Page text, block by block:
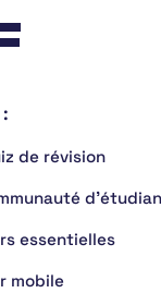
de révision
essentielles
mobile